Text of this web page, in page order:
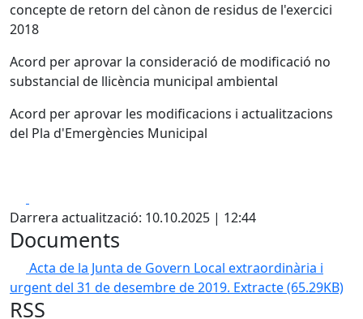
concepte de retorn del cànon de residus de l'exercici
2018
Acord per aprovar la consideració de modificació no
substancial de llicència municipal ambiental
Acord per aprovar les modificacions i actualitzacions
del Pla d'Emergències Municipal
Darrera actualització: 10.10.2025 | 12:44
Documents
Acta de la Junta de Govern Local extraordinària i
urgent del 31 de desembre de 2019. Extracte(65.29KB)
RSS